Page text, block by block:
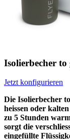
Isolierbecher to
Jetzt konfigurieren
Die Isolierbecher
heissen oder
zu 5 Stunden
sorgt die
eingefüllte